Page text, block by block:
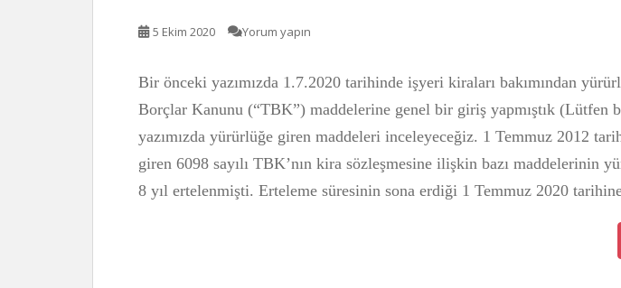
5 Ekim 2020 Yorum yapın
Bir önceki yazımızda 1.7.2020 tarihinde işyeri kiraları bakımından
Borçlar Kanunu (“TBK”) maddelerine genel bir giriş yapmıştık (Lütfen
yazımızda yürürlüğe giren maddeleri inceleyeceğiz. 1 Temmuz 2012
giren 6098 sayılı TBK’nın kira sözleşmesine ilişkin bazı maddelerinin
8 yıl ertelenmişti. Erteleme süresinin sona erdiği 1 Temmuz 2020